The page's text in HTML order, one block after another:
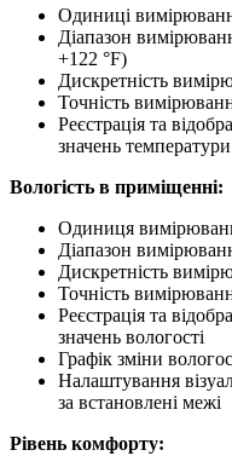
Одиниці
Діапазон
+122 °F)
Дискретність
Точність
Реєстрація та
значень температури
Вологість в приміщенні:
Одиниця
Діапазон
Дискретність
Точність
Реєстрація та
значень вологості
Графік зміни
Налаштування
за встановлені межі
Рівень комфорту: